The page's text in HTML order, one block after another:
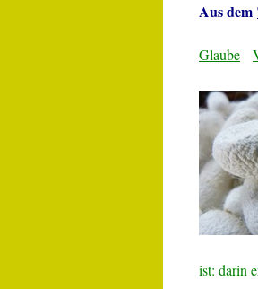
Aus dem
Glaube
ist: darin